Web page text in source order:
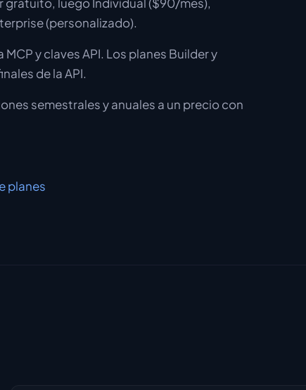
(personalizado).
y claves API. Los planes Builder y
de la API.
semestrales y anuales a un precio con
planes